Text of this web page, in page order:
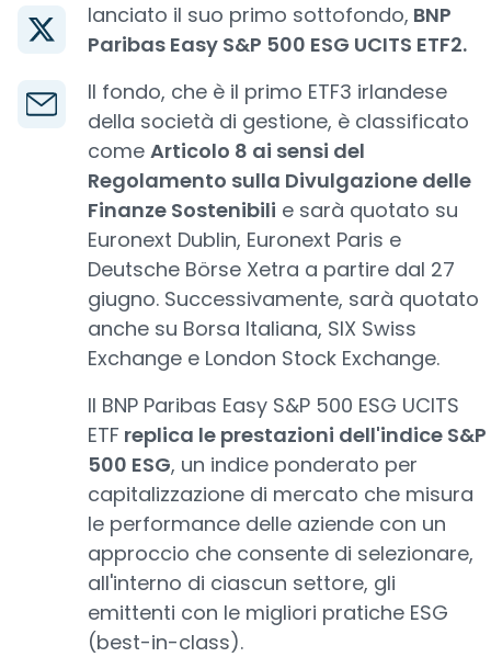
lanciato il suo primo sottofondo, BNP
Paribas Easy S&P 500 ESG UCITS ETF2.
Il fondo, che è il primo ETF3 irlandese
della società di gestione, è classificato
come Articolo 8 ai sensi del
Regolamento sulla Divulgazione delle
Finanze Sostenibili e sarà quotato su
Euronext Dublin, Euronext Paris e
Deutsche Börse Xetra a partire dal 27
giugno. Successivamente, sarà quotato
anche su Borsa Italiana, SIX Swiss
Exchange e London Stock Exchange.
Il BNP Paribas Easy S&P 500 ESG UCITS
ETF replica le prestazioni dell'indice S&P
500 ESG, un indice ponderato per
capitalizzazione di mercato che misura
le performance delle aziende con un
approccio che consente di selezionare,
all'interno di ciascun settore, gli
emittenti con le migliori pratiche ESG
(best-in-class).